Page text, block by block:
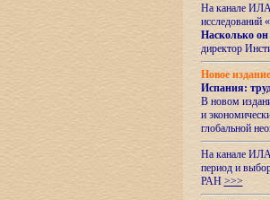
На канале ИЛА
исследований «
Насколько он
директор
Новое
Испания:
В новом
и
глобальной
На канале
период и
РАН >>>